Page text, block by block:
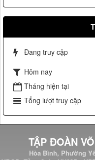
Vệ sỹ Võ Đường Ngọc
Nhãn
Đang truy cập
Hôm nay
Tháng hiện tại
Tổng lượt truy cập
TẬP ĐOÀN
Hòa Bình, Phường